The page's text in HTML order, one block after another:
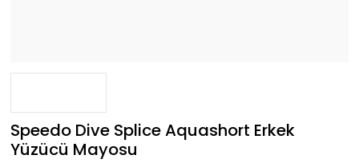
Speedo Dive Splice Aquashort Erkek
Yüzücü Mayosu